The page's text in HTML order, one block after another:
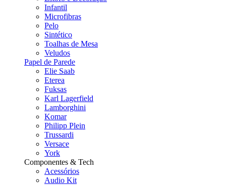
Infantil
Microfibras
Pelo
Sintético
Toalhas de Mesa
Veludos
Papel de Parede
Elie Saab
Eterea
Fuksas
Karl Lagerfield
Lamborghini
Komar
Philipp Plein
Trussardi
Versace
York
Componentes & Tech
Acessórios
Audio Kit